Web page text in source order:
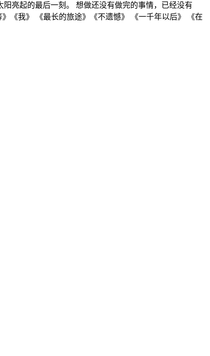
起的最后一刻。 想做还没有做完的事情，已经没有
《我》 《最长的旅途》《不遗憾》 《一千年以后》 《在